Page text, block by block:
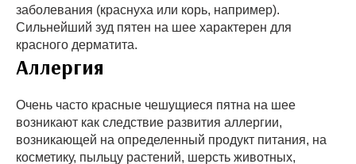
заболевания (краснуха или корь, например).
Сильнейший зуд пятен на шее характерен для
красного дерматита.
Аллергия
Очень часто красные чешущиеся пятна на шее
возникают как следствие развития аллергии,
возникающей на определенный продукт питания, на
косметику, пыльцу растений, шерсть животных,